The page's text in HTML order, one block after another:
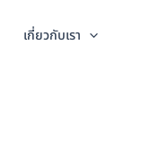
เกี่ยวกับเรา